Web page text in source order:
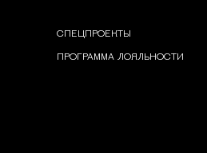
СПЕЦПРОЕКТЫ
ПРОГРАММА ЛОЯЛЬНОСТИ